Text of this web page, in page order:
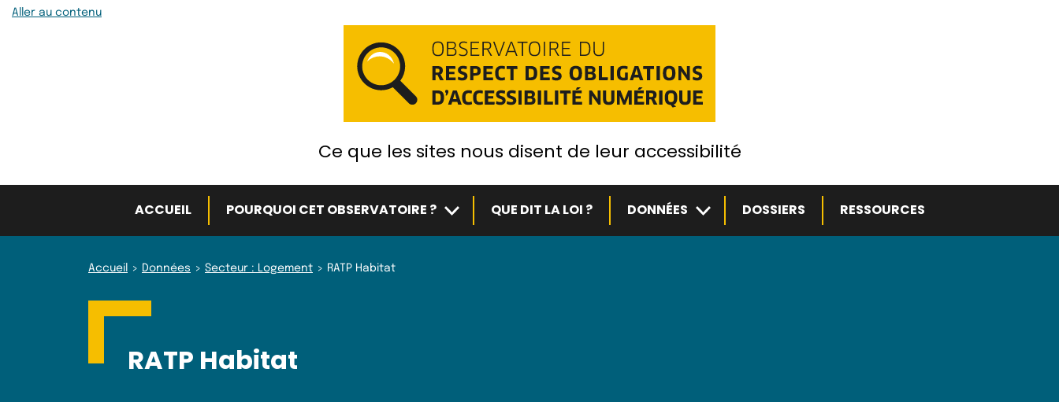
Aller au contenu
Ce que les sites nous disent de leur accessibilité
ACCUEIL POURQUOI CET OBSERVATOIRE ? Sous-menuQUE DIT LA LOI ? DONNÉES Sous-menuDOSSIERS RESSOURCES
Accueil Données Secteur : Logement RATP Habitat
RATP Habitat